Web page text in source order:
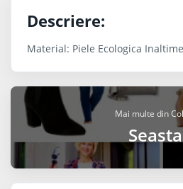
Descriere:
Material: Piele Ecologica
Mai multe din